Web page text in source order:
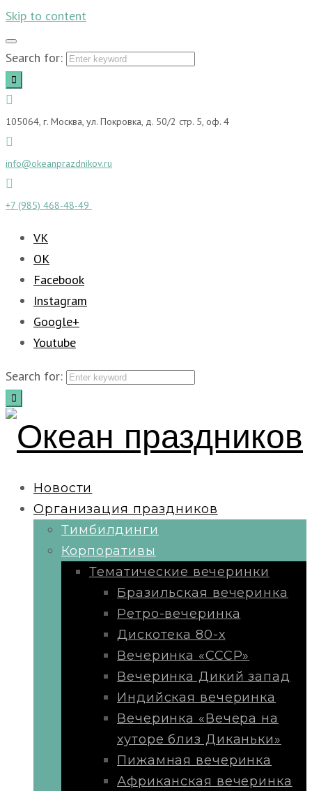
Skip to content
Search for:
105064, г. Москва, ул. Покровка, д. 50/2 стр. 5, оф. 4
info@okeanprazdnikov.ru
+7 (985) 468-48-49
VK
OK
Facebook
Instagram
Google+
Youtube
Search for:
Новости
Организация праздников
Тимбилдинги
Корпоративы
Тематические вечеринки
Бразильская вечеринка
Ретро-вечеринка
Дискотека 80-х
Вечеринка «СССР»
Вечеринка Дикий запад
Индийская вечеринка
Вечеринка «Вечера на
хуторе близ Диканьки»
Пижамная вечеринка
Африканская вечеринка